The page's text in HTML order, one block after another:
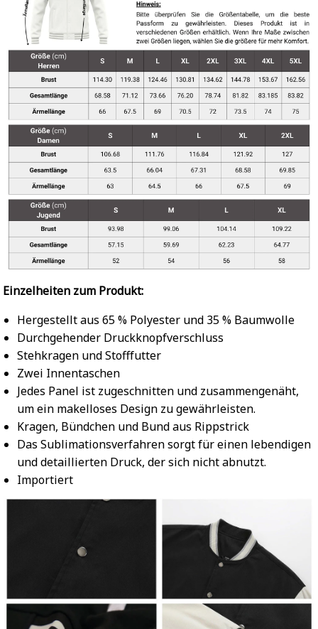
Einzelheiten zum Produkt:
Hergestellt aus 65 % Polyester und 35 % Baumwolle
Durchgehender Druckknopfverschluss
Stehkragen und Stofffutter
Zwei Innentaschen
Jedes Panel ist zugeschnitten und zusammengenäht,
um ein makelloses Design zu gewährleisten.
Kragen, Bündchen und Bund aus Rippstrick
Das Sublimationsverfahren sorgt für einen lebendigen
und detaillierten Druck, der sich nicht abnutzt.
Importiert